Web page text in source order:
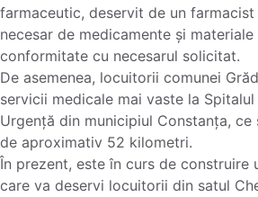
farmaceutic, deservit de un
necesar de medicamente și materiale
conformitate cu necesarul solicitat.
De asemenea, locuitorii comunei
servicii medicale mai vaste la
Urgență din municipiul Constanța,
de aproximativ 52 kilometri.
În prezent, este în curs de construire
care va deservi locuitorii din satul